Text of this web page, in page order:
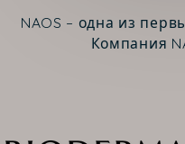
NAOS – одна из
Компания